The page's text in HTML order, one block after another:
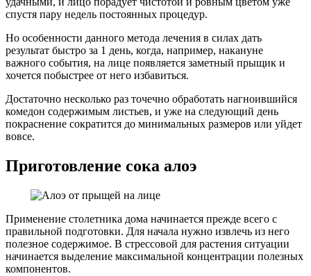
спустя пару недель постоянных процедур.
Но особенности данного метода лечения в силах дать
результат быстро за 1 день, когда, например, накануне
важного события, на лице появляется заметный прыщик и
хочется побыстрее от него избавиться.
Достаточно несколько раз точечно обработать нагноившийся
комедон содержимым листьев, и уже на следующий день
покраснение сократится до минимальных размеров или уйдет
вовсе.
Приготовление сока алоэ
Применение столетника дома начинается прежде всего с
правильной подготовки. Для начала нужно извлечь из него
полезное содержимое. В стрессовой для растения ситуации
начинается выделение максимальной концентрации полезных
компонентов.